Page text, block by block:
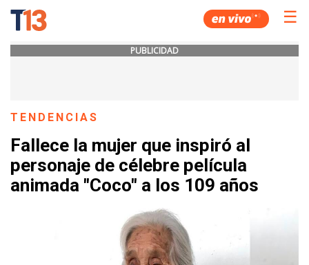
☰
PUBLICIDAD
TENDENCIAS
Fallece la mujer que inspiró al
personaje de célebre película
animada "Coco" a los 109 años